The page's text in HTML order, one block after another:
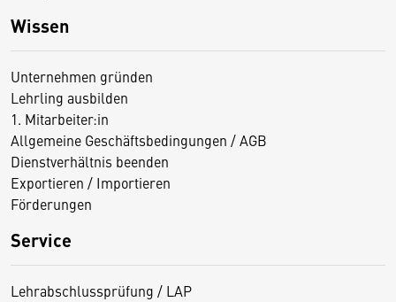
Wissen
Unternehmen gründen
Lehrling ausbilden
1. Mitarbeiter:in
Allgemeine Geschäftsbedingungen / AGB
Dienstverhältnis beenden
Exportieren / Importieren
Förderungen
Service
Lehrabschlussprüfung / LAP